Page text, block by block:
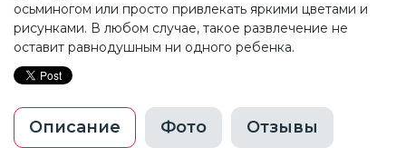
осьминогом или просто привлекать яркими цветами и
рисунками. В любом случае, такое развлечение не
оставит равнодушным ни одного ребенка.
Описание Фото Отзывы